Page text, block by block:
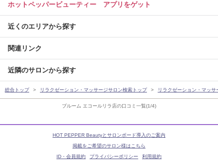
ブルーム エコールリラ店の口コミ一覧(1/4)
ホットペッパービューティー アプリをゲット
近くのエリアから探す
関連リンク
近隣のサロンから探す
総合トップ リラクゼーション・マッサージサロン検索トップ リラクゼーション・マッ
HOT PEPPER Beautyとサロンボード導入のご案内
掲載をご希望のサロン様はこちら
ID・会員規約
プライバシーポリシー 利用規約